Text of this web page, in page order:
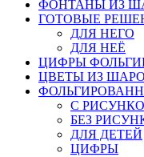
ФОНТАНЫ ИЗ
ГОТОВЫЕ
ДЛЯ НЕГО
ДЛЯ НЕЁ
ЦИФРЫ
ЦВЕТЫ ИЗ
С
БЕЗ
ДЛЯ ДЕТЕЙ
ЦИФРЫ